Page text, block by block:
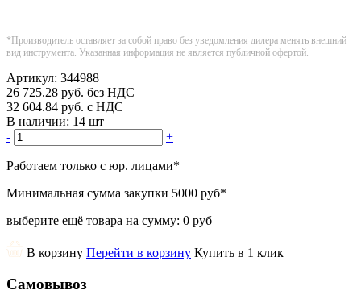
*Производитель оставляет за собой право без уведомления дилера менять внешний
вид инструмента. Указанная информация не является публичной офертой.
Артикул: 344988
26 725.28 руб. без НДС
32 604.84 руб. с НДС
В наличии: 14 шт
-
+
Работаем только с юр. лицами*
Минимальная сумма закупки 5000 руб*
выберите ещё товара на сумму: 0 руб
В корзину Перейти в корзину Купить в 1 клик
Самовывоз